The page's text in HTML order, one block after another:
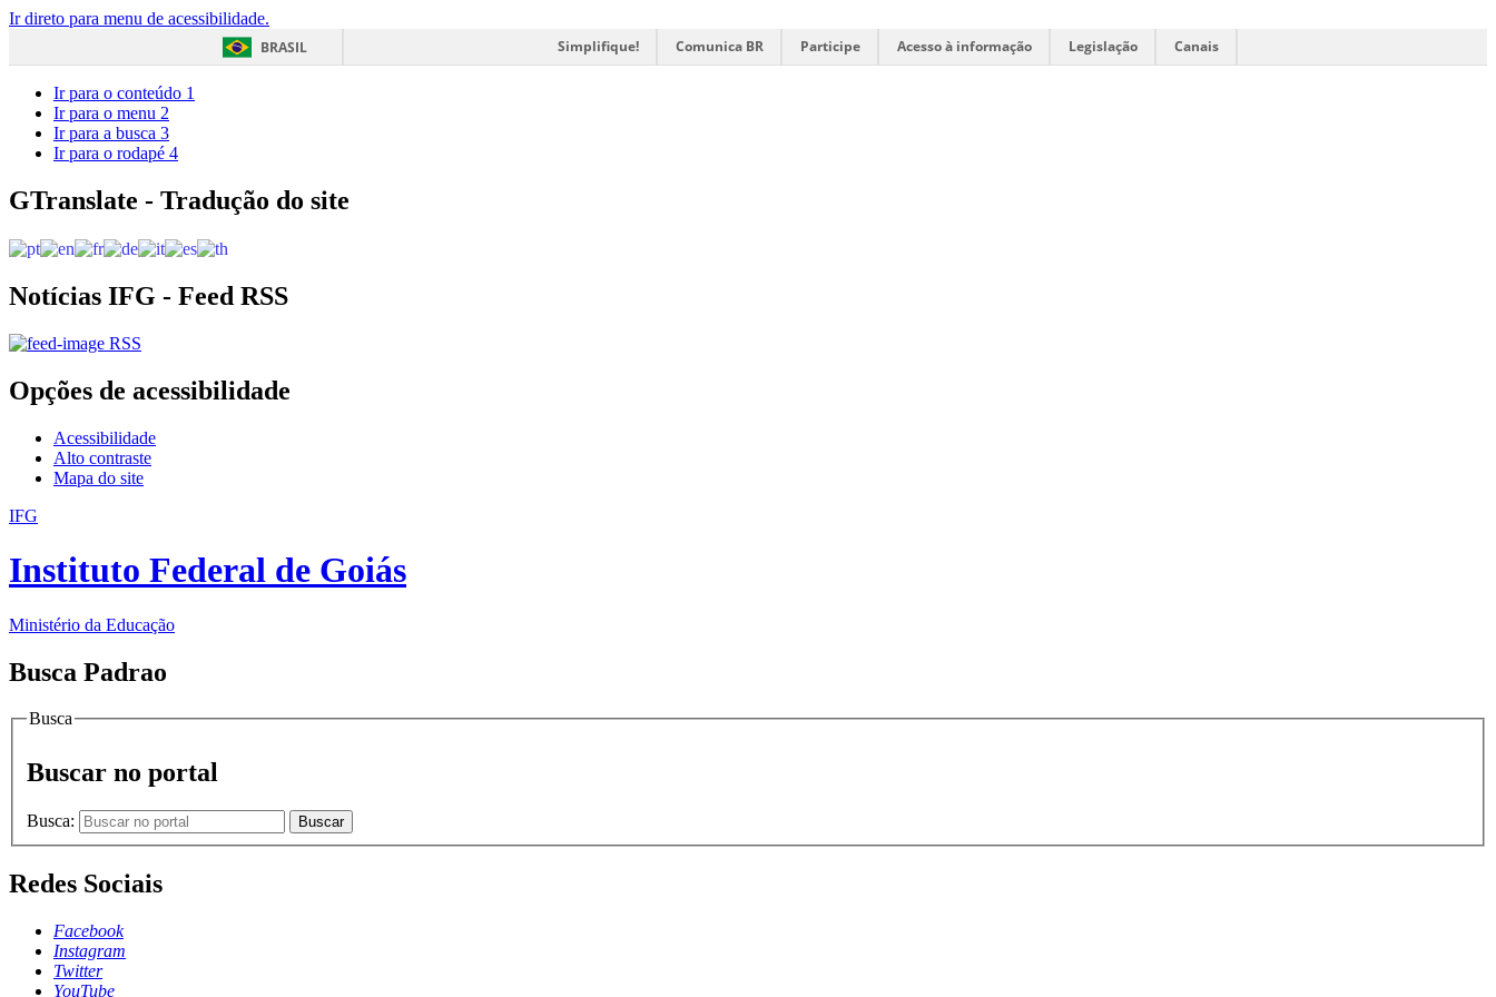
Ir direto para menu de acessibilidade.
BRASIL
Simplifique! Comunica BR Participe Acesso à informação Legislação Canais
Ir para o conteúdo 1
Ir para o menu 2
Ir para a busca 3
Ir para o rodapé 4
GTranslate - Tradução do site
Notícias IFG - Feed RSS
RSS
Opções de acessibilidade
Acessibilidade
Alto contraste
Mapa do site
IFG
Instituto Federal de Goiás
Ministério da Educação
Busca Padrao
Busca
Buscar no portal
Busca: Buscar
Redes Sociais
Facebook
Instagram
Twitter
YouTube